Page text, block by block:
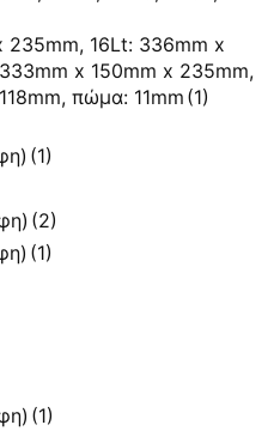
την ώρα.
235mm, 16Lt: 336mm x
x 150mm x 235mm,
πώμα: 11mm (1)
(1)
(2)
(1)
(1)